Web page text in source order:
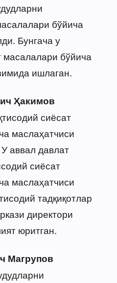
бўйича
Бунгача у
масалалари бўйича
ишлаган.
Ҳакимов
сиёсат
маслаҳатчиси
аввал давлат
сиёсат
маслаҳатчиси
тадқиқотлар
директори
юритган.
Магрупов